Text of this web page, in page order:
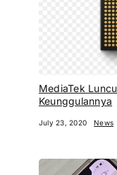
MediaTek
Keunggulannya
July 23, 2020 News